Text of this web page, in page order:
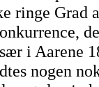
ringe Grad
i Aarene
nogen